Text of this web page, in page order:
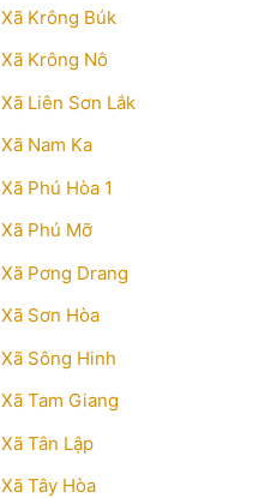
Xã Krông Búk
Xã Krông Nô
Xã Liên Sơn Lắk
Xã Nam Ka
Xã Phú Hòa 1
Xã Phú Mỡ
Xã Pơng Drang
Xã Sơn Hòa
Xã Sông Hinh
Xã Tam Giang
Xã Tân Lập
Xã Tây Hòa